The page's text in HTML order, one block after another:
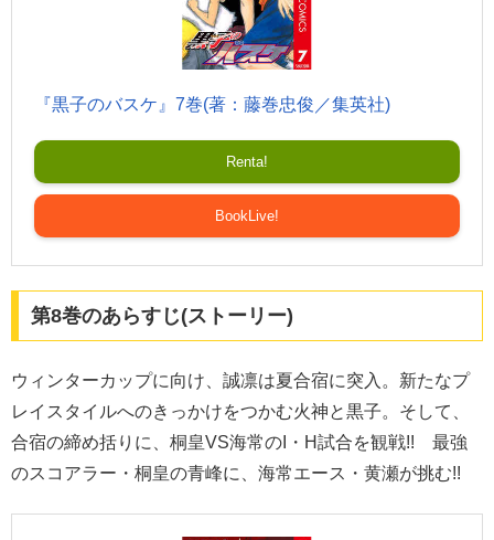
『黒子のバスケ』7巻(著：藤巻忠俊／集英社)
Renta!
BookLive!
第8巻のあらすじ(ストーリー)
ウィンターカップに向け、誠凛は夏合宿に突入。新たなプ
レイスタイルへのきっかけをつかむ火神と黒子。そして、
合宿の締め括りに、桐皇VS海常のI・H試合を観戦!! 最強
のスコアラー・桐皇の青峰に、海常エース・黄瀬が挑む!!